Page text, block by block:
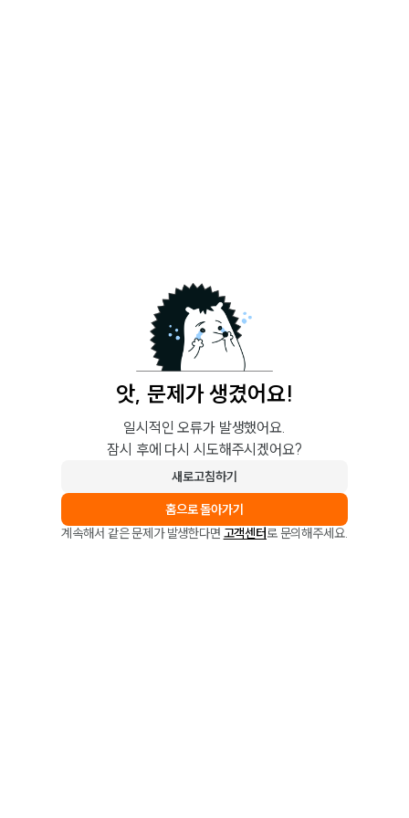
앗, 문제가 생겼어요!
일시적인 오류가 발생했어요.
잠시 후에 다시 시도해주시겠어요?
새로고침하기
홈으로 돌아가기
계속해서 같은 문제가 발생한다면 고객센터로 문의해주세요.